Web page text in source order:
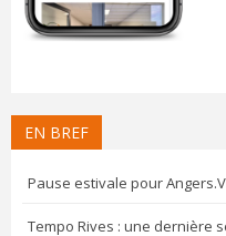
EN BREF
Pause estivale pour
Tempo Rives : une dernière